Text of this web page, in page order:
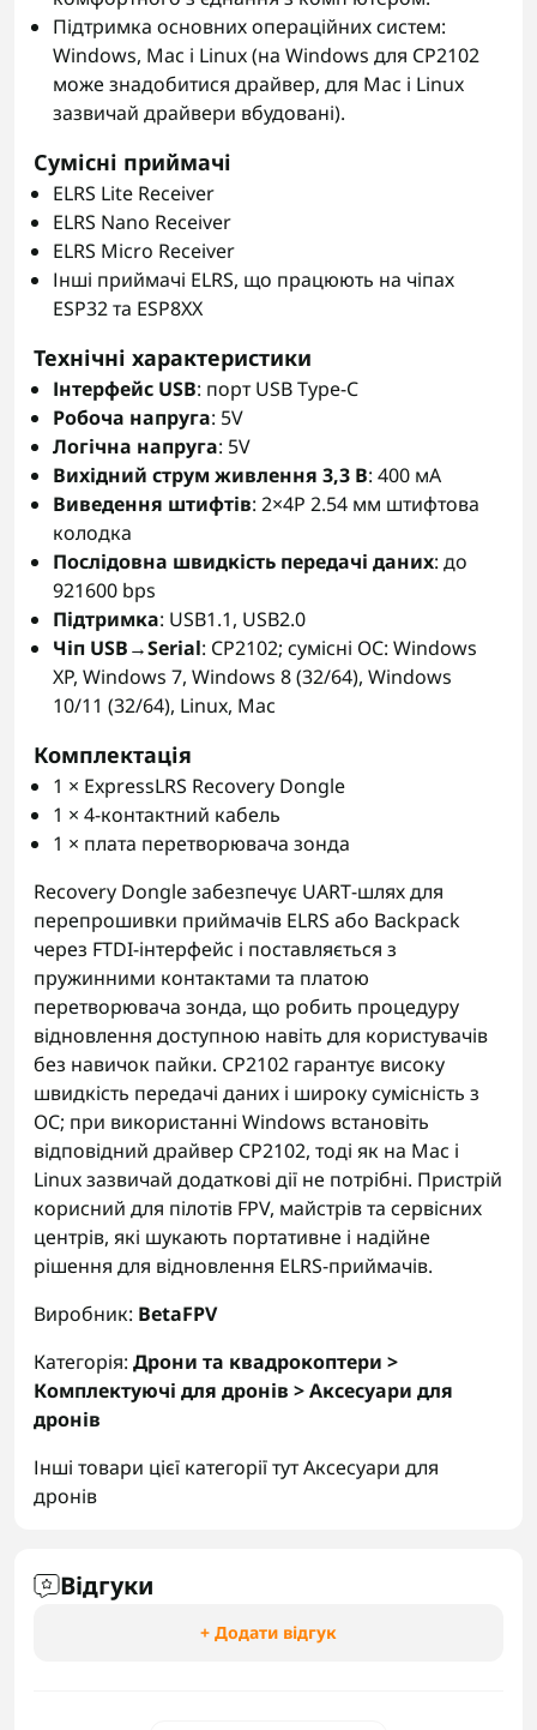
Підтримка основних операційних систем:
Windows, Mac і Linux (на Windows для CP2102
може знадобитися драйвер, для Mac і Linux
зазвичай драйвери вбудовані).
Сумісні приймачі
ELRS Lite Receiver
ELRS Nano Receiver
ELRS Micro Receiver
Інші приймачі ELRS, що працюють на чіпах
ESP32 та ESP8XX
Технічні характеристики
Інтерфейс USB: порт USB Type‑C
Робоча напруга: 5V
Логічна напруга: 5V
Вихідний струм живлення 3,3 В: 400 мА
Виведення штифтів: 2×4P 2.54 мм штифтова
колодка
Послідовна швидкість передачі даних: до
921600 bps
Підтримка: USB1.1, USB2.0
Чіп USB→Serial: CP2102; сумісні ОС: Windows
XP, Windows 7, Windows 8 (32/64), Windows
10/11 (32/64), Linux, Mac
Комплектація
1 × ExpressLRS Recovery Dongle
1 × 4‑контактний кабель
1 × плата перетворювача зонда
Recovery Dongle забезпечує UART‑шлях для
перепрошивки приймачів ELRS або Backpack
через FTDI‑інтерфейс і поставляється з
пружинними контактами та платою
перетворювача зонда, що робить процедуру
відновлення доступною навіть для користувачів
без навичок пайки. CP2102 гарантує високу
швидкість передачі даних і широку сумісність з
ОС; при використанні Windows встановіть
відповідний драйвер CP2102, тоді як на Mac і
Linux зазвичай додаткові дії не потрібні. Пристрій
корисний для пілотів FPV, майстрів та сервісних
центрів, які шукають портативне і надійне
рішення для відновлення ELRS‑приймачів.
Виробник: BetaFPV
Категорія: Дрони та квадрокоптери >
Комплектуючі для дронів > Аксесуари для
дронів
Інші товари цієї категорії тутАксесуари для
дронів
Відгуки
+ Додати відгук